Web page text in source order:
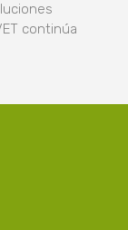
continúa